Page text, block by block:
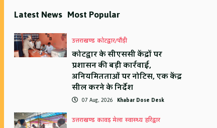
Latest News Most Popular
उत्तराखण्ड कोटद्वार/पौड़ी
कोटद्वार के सीएससी केंद्रों पर
प्रशासन की बड़ी कार्रवाई,
अनियमितताओं पर नोटिस, एक केंद्र
सील करने के निर्देश
07 Aug, 2026 Khabar Dose Desk
उत्तराखण्ड कावड़ मेला स्वास्थ्य हरिद्वार